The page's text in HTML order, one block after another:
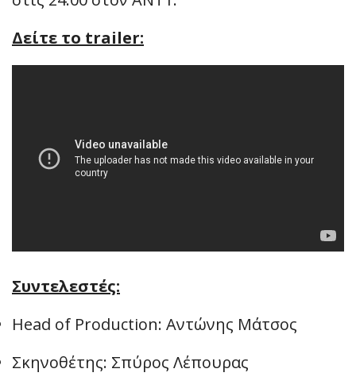
Δείτε το trailer:
Συντελεστές:
Head of Production: Αντώνης Μάτσος
Σκηνοθέτης: Σπύρος Λέπουρας